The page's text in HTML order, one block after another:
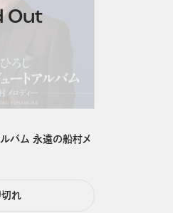
ルバム 永遠の船村メ
切れ